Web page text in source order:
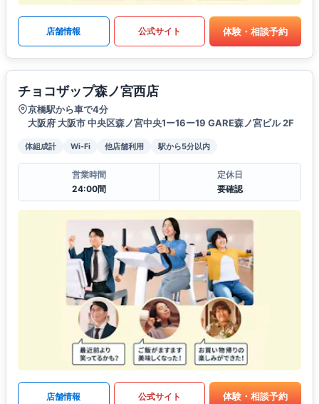
店舗情報 公式サイト 体験・相談予約
チョコザップ森ノ宮西店
京橋駅から車で4分
大阪府 大阪市 中央区森ノ宮中央1ー16ー19 GARE森ノ宮ビル 2F
体組成計 Wi-Fi 他店舗利用 駅から5分以内
営業時間
24:00間
定休日
要確認
店舗情報 公式サイト 体験・相談予約